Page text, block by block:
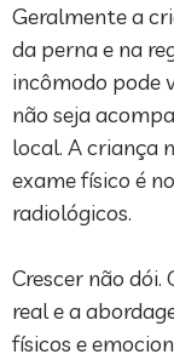
Geralmente a
da perna e na
incômodo pode
não seja
local. A criança
⁣exame físico é
radiológicos.
Crescer não dói.
real e a
físicos e